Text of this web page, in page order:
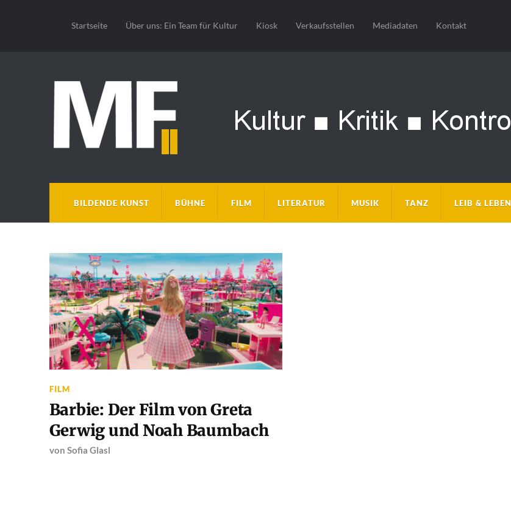
Startseite Über uns: Ein Team für Kultur Kiosk Verkaufsstellen Mediadaten Kontakt
BILDENDE KUNST BÜHNE FILM LITERATUR MUSIK TANZ LEIB & LEBEN
FILM
Barbie: Der Film von Greta
Gerwig und Noah Baumbach
von Sofia Glasl